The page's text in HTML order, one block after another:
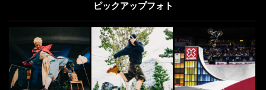
ピックアップフォト